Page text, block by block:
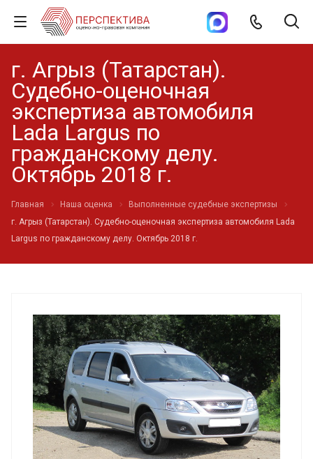
г. Агрыз (Татарстан).
Судебно-оценочная
экспертиза автомобиля
Lada Largus по
гражданскому делу.
Октябрь 2018 г.
Главная Наша оценка
Выполненные судебные экспертизы
г. Агрыз (Татарстан). Судебно-оценочная экспертиза автомобиля Lada
Largus по гражданскому делу. Октябрь 2018 г.